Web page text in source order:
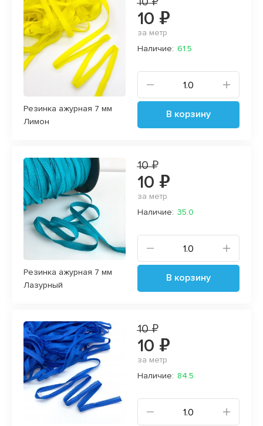
Резинка ажурная 7 мм
Лимон
10 ₽
за метр
Наличие: 61.5
В корзину
Резинка ажурная 7 мм
Лазурный
10 ₽
10 ₽
за метр
Наличие: 35.0
В корзину
10 ₽
10 ₽
за метр
Наличие: 84.5